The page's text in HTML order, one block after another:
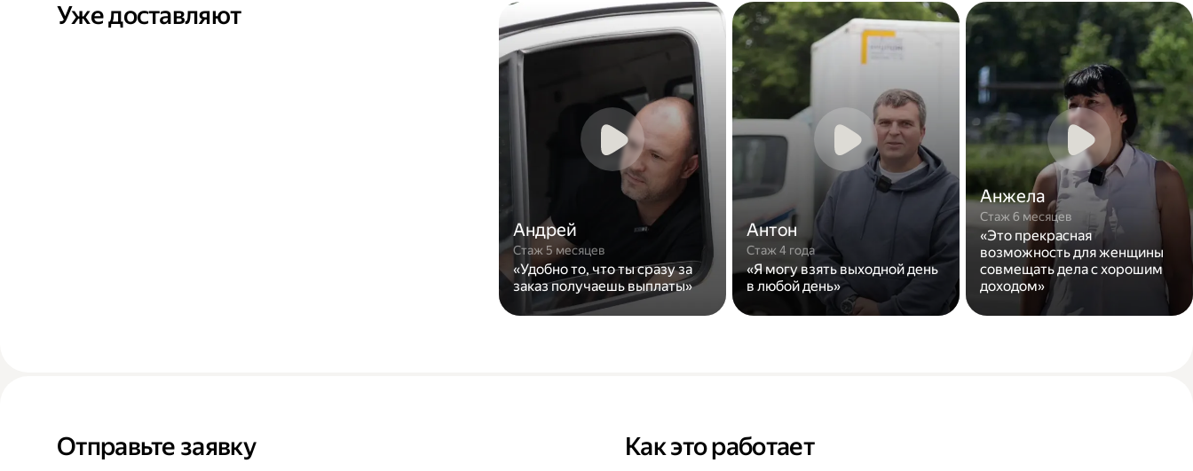
Уже доставляют
Андрей
Стаж 5 месяцев
«Удобно то, что ты сразу за
заказ получаешь выплаты»
Антон
Стаж 4 года
«Я могу взять выходной день
в любой день»
Анжела
Стаж 6 месяцев
«Это прекрасная
возможность для женщины
совмещать дела с хорошим
доходом»
Отправьте заявку Как это работает